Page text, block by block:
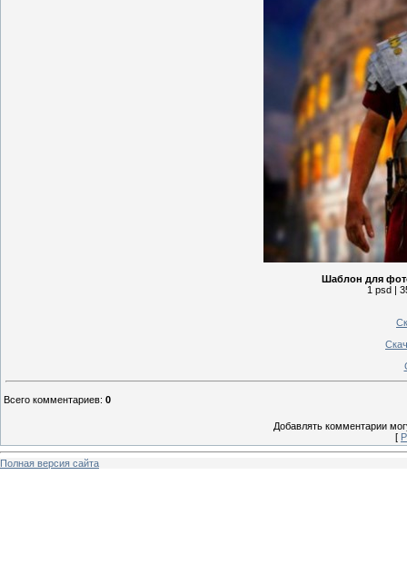
Шаблон для
1 psd |
Всего комментариев: 0
Добавлять комментарии
[
Полная версия сайта